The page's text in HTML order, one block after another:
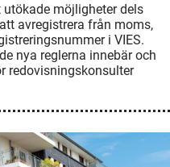
möjligheter dels
avregistrera från moms,
i VIES.
nya reglerna innebär och
redovisningskonsulter